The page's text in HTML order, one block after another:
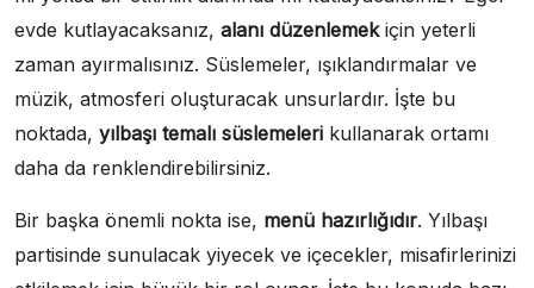
evde kutlayacaksanız, alanı düzenlemekiçin yeterli
zaman ayırmalısınız. Süslemeler, ışıklandırmalar ve
müzik, atmosferi oluşturacak unsurlardır. İşte bu
noktada, yılbaşı temalı süslemeleri kullanarak ortamı
daha da renklendirebilirsiniz.
Bir başka önemli nokta ise, menü hazırlığıdır. Yılbaşı
partisinde sunulacak yiyecek ve içecekler, misafirlerinizi